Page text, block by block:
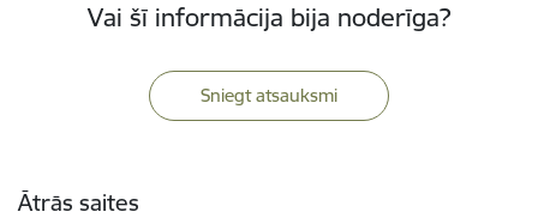
Vai šī informācija bija noderīga?
Sniegt atsauksmi
Ātrās saites